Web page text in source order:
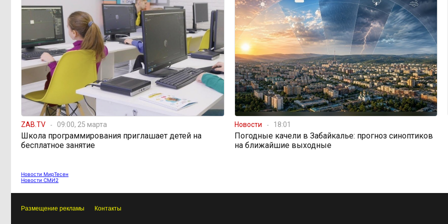
09:31, 4 августа
Гадание на прогнозной
гуще
ZAB.TV 09:00, 25 марта
Школа программирования приглашает детей на
бесплатное занятие
Новости 18:01
Погодные качели в Забайкалье: прогноз синоптиков
на ближайшие выходные
Новости МирТесен
Новости СМИ2
Размещение рекламы Контакты